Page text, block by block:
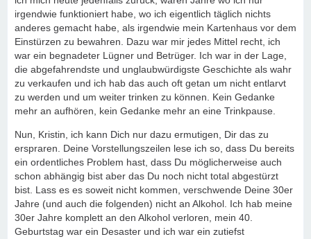
irgendwie funktioniert habe, wo ich eigentlich täglich nichts
anderes gemacht habe, als irgendwie mein Kartenhaus vor dem
Einstürzen zu bewahren. Dazu war mir jedes Mittel recht, ich
war ein begnadeter Lügner und Betrüger. Ich war in der Lage,
die abgefahrendste und unglaubwürdigste Geschichte als wahr
zu verkaufen und ich hab das auch oft getan um nicht entlarvt
zu werden und um weiter trinken zu können. Kein Gedanke
mehr an aufhören, kein Gedanke mehr an eine Trinkpause.
Nun, Kristin, ich kann Dich nur dazu ermutigen, Dir das zu
erspraren. Deine Vorstellungszeilen lese ich so, dass Du bereits
ein ordentliches Problem hast, dass Du möglicherweise auch
schon abhängig bist aber das Du noch nicht total abgestürzt
bist. Lass es es soweit nicht kommen, verschwende Deine 30er
Jahre (und auch die folgenden) nicht an Alkohol. Ich hab meine
30er Jahre komplett an den Alkohol verloren, mein 40.
Geburtstag war ein Desaster und ich war ein zutiefst